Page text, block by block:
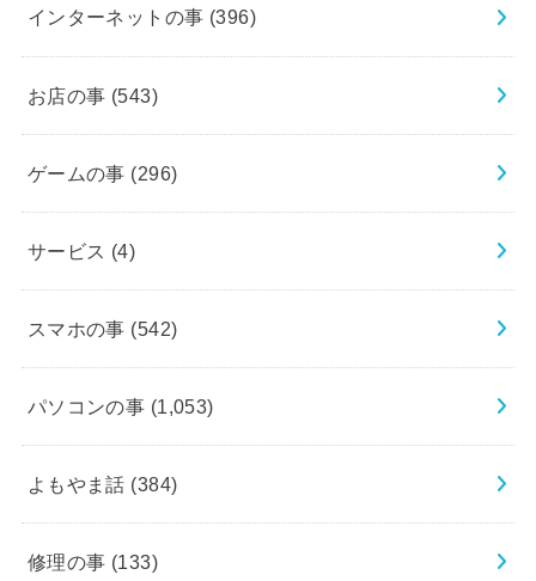
インターネットの事 (396)
お店の事 (543)
ゲームの事 (296)
サービス (4)
スマホの事 (542)
パソコンの事 (1,053)
よもやま話 (384)
修理の事 (133)